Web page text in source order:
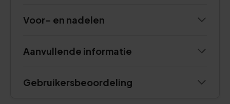
Voor- en nadelen
Aanvullende informatie
Gebruikersbeoordeling